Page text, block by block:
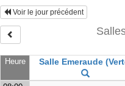
Voir le jour précédent
Heure Salle Emeraude